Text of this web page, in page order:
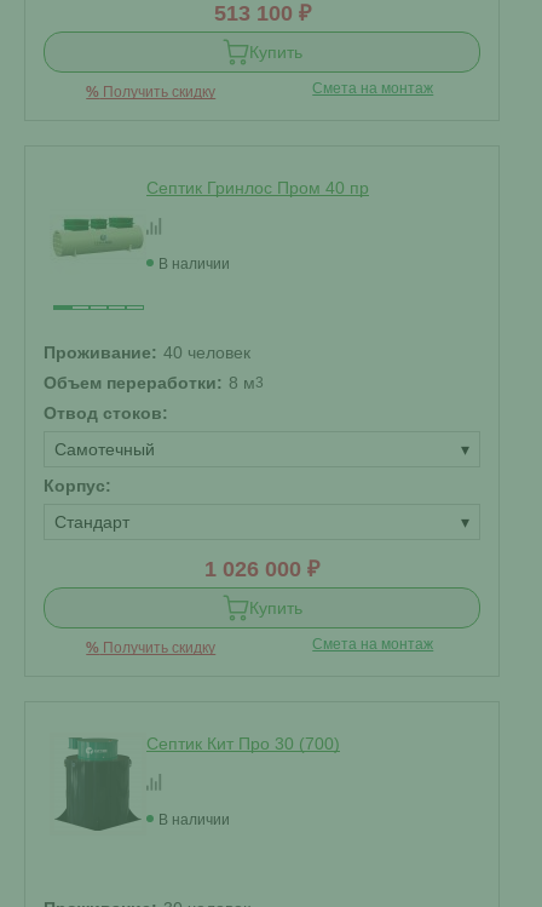
513 100 ₽
Купить
% Получить скидку Смета на монтаж
Септик Гринлос Пром 40 пр
В наличии
Проживание: 40 человек
Объем переработки: 8 м3
Отвод стоков:
Самотечный
▾
Корпус:
Стандарт
▾
1 026 000 ₽
Купить
% Получить скидку Смета на монтаж
Септик Кит Про 30 (700)
В наличии